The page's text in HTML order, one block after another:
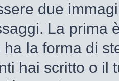
due
La prima
la forma di
hai scritto o il